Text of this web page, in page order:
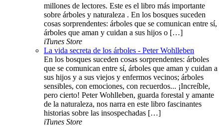
millones de lectores. Este es el libro más importante
sobre árboles y naturaleza . En los bosques suceden
cosas sorprendentes: árboles que se comunican entre sí,
árboles que aman y cuidan a sus hijos o […]
iTunes Store
La vida secreta de los árboles - Peter Wohlleben
En los bosques suceden cosas sorprendentes: árboles
que se comunican entre sí, árboles que aman y cuidan a
sus hijos y a sus viejos y enfermos vecinos; árboles
sensibles, con emociones, con recuerdos... ¡Increíble,
pero cierto! Peter Wohlleben, guarda forestal y amante
de la naturaleza, nos narra en este libro fascinantes
historias sobre las insospechadas […]
iTunes Store